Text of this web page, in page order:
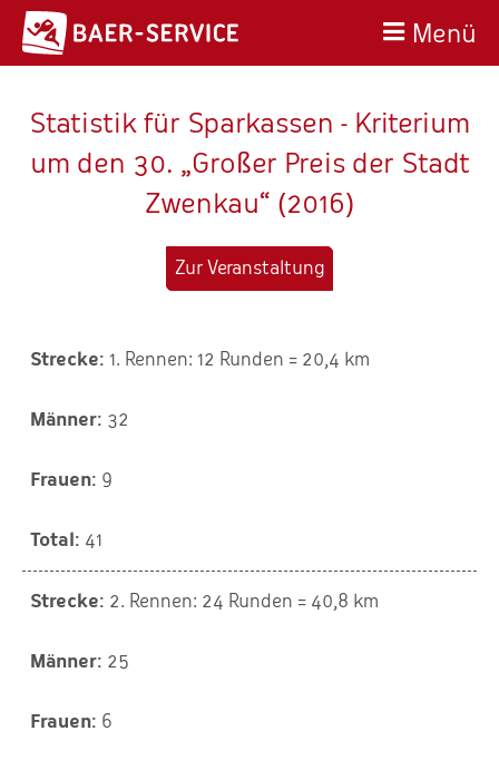
Menü
Statistik für Sparkassen - Kriterium
um den 30. „Großer Preis der Stadt
Zwenkau“ (2016)
Zur Veranstaltung
1. Rennen: 12 Runden = 20,4 km
32
9
41
2. Rennen: 24 Runden = 40,8 km
25
6